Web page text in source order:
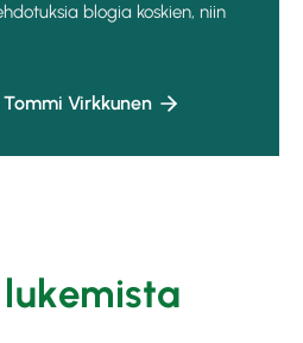
blogia koskien, niin
Virkkunen